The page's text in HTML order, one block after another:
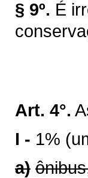
§ 9º. É
Art. 4°.
I - 1%
a)